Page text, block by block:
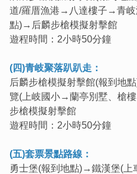
道/羅厝漁港→八達樓子→青
點)→后麟步槍模擬射擊館
遊程時間：2小時50分鐘
(四)青岐聚落趴趴走：
后麟步槍模擬射擊館(報到地
覽(上岐國小→蘭亭別墅、槍
步槍模擬射擊館
遊程時間：2小時50分鐘
(五)套票景點路線：
勇士堡(報到地點)→鐵漢堡(